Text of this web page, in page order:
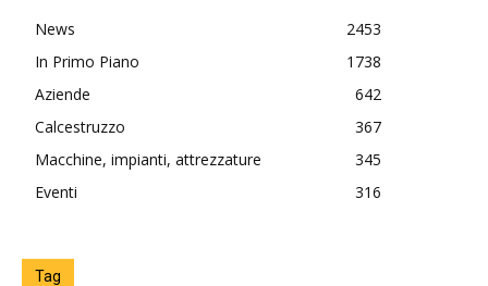
News
2453
In Primo Piano
1738
Aziende
642
Calcestruzzo
367
Macchine, impianti, attrezzature
345
Eventi
316
Tag